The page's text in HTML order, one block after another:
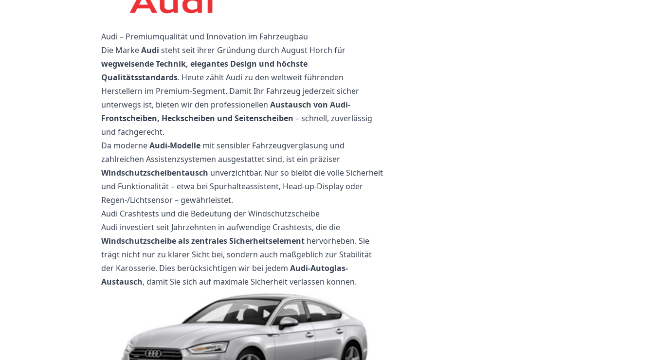
Audi – Premiumqualität und Innovation im Fahrzeugbau
Die MarkeAudi steht seit ihrer Gründung durch August Horch für
wegweisende Technik, elegantes Design und höchste
Qualitätsstandards. Heute zählt Audi zu den weltweit führenden
Herstellern im Premium-Segment. Damit Ihr Fahrzeug jederzeit sicher
unterwegs ist, bieten wir den professionellen Austausch von Audi-
Frontscheiben, Heckscheiben und Seitenscheiben – schnell, zuverlässig
und fachgerecht.
Da moderneAudi-Modelle mit sensibler Fahrzeugverglasung und
zahlreichen Assistenzsystemen ausgestattet sind, ist ein präziser
Windschutzscheibentausch unverzichtbar. Nur so bleibt die volle Sicherheit
und Funktionalität – etwa bei Spurhalteassistent, Head-up-Display oder
Regen-/Lichtsensor – gewährleistet.
Audi Crashtests und die Bedeutung der Windschutzscheibe
Audi investiert seit Jahrzehnten in aufwendige Crashtests, die die
Windschutzscheibe als zentrales Sicherheitselement hervorheben. Sie
trägt nicht nur zu klarer Sicht bei, sondern auch maßgeblich zur Stabilität
der Karosserie. Dies berücksichtigen wir bei jedem Audi-Autoglas-
Austausch, damit Sie sich auf maximale Sicherheit verlassen können.